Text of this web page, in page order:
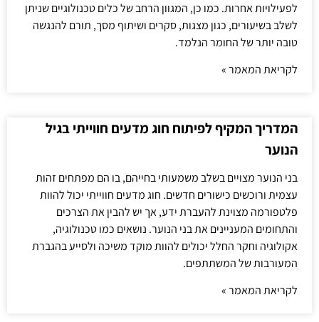
לפעילויות אחרות. כמו כן, המגוון הרחב של כלים טכנולוגיים שניתן
לשלב בשיעורים, כגון מצגות, סקרים ושיתוף מסך, תורם להנגשה
טובה יותר של החומר הנלמד.
לקריאת המאמר »
המדריך המקיף לפיתוח חוג מדעים חווייתי בגיל
הנוער
בני הנוער מצויים בשלב משמעותי בחייהם, בו הם מפתחים זהות
עצמית ורוכשים כישורים חדשים. חוג מדעים חווייתי יכול להוות
פלטפורמה מצוינת להעברת ידע, אך יש להבין את הצרכים
והתחומים המעניינים את בני הנוער. נושאים כמו טכנולוגיה,
אקולוגיה וחקר החלל יכולים להוות מוקד משיכה ולסייע בהגברת
המעורבות של המשתתפים.
לקריאת המאמר »